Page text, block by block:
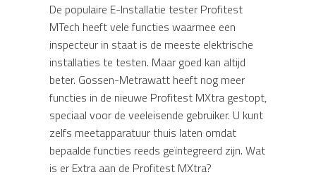
De populaire E-Installatie tester Profitest
MTech heeft vele functies waarmee een
inspecteur in staat is de meeste elektrische
installaties te testen. Maar goed kan altijd
beter. Gossen-Metrawatt heeft nog meer
functies in de nieuwe Profitest MXtra gestopt,
speciaal voor de veeleisende gebruiker. U kunt
zelfs meetapparatuur thuis laten omdat
bepaalde functies reeds geïntegreerd zijn. Wat
is er Extra aan de Profitest MXtra?